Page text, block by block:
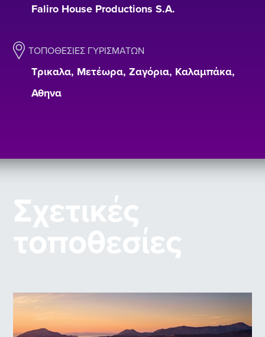
Faliro House Productions S.A.
ΤΟΠΟΘΕΣΊΕΣ ΓΥΡΙΣΜΆΤΩΝ
Τρικαλα, Μετέωρα, Ζαγόρια, Καλαμπάκα,
Αθηνα
Σχετικές
τοποθεσίες